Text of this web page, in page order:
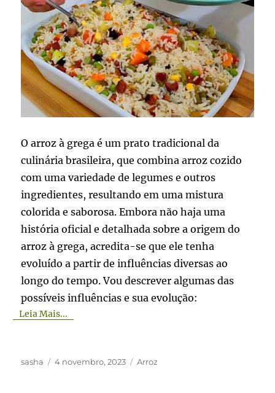
O arroz à grega é um prato tradicional da
culinária brasileira, que combina arroz cozido
com uma variedade de legumes e outros
ingredientes, resultando em uma mistura
colorida e saborosa. Embora não haja uma
história oficial e detalhada sobre a origem do
arroz à grega, acredita-se que ele tenha
evoluído a partir de influências diversas ao
longo do tempo. Vou descrever algumas das
possíveis influências e sua evolução:
Leia Mais...
Autor
sasha
Publicado
4 novembro, 2023 Categorias
Arroz